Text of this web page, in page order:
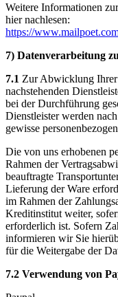
Weitere Informationen
hier nachlesen:
https://
7) Datenverarbeitung
7.1 Zur Abwicklung
nachstehenden
bei der Durchführung
Dienstleister werden
gewisse
Die von uns erhobenen
Rahmen der
beauftragte
Lieferung der Ware
im Rahmen der
Kreditinstitut weiter,
erforderlich ist. Sofern
informieren wir Sie
für die Weitergabe der
7.2 Verwendung von